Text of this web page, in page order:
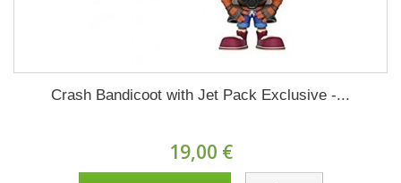
Crash Bandicoot with Jet Pack Exclusive -...
19,00 €